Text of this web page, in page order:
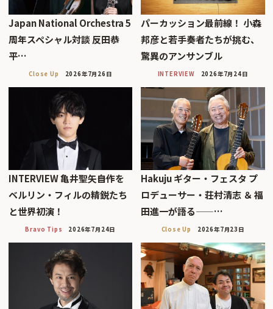
Japan National Orchestra 5
周年スペシャル対談 反田恭
平…
Close Up 2026年7月26日
パーカッション最前線！ 小森
邦彦と若手奏者たちが挑む、
驚異のアンサンブル
INTERVIEW 2026年7月24日
INTERVIEW 亀井聖矢――自作を
ベルリン・フィルの精鋭たち
と世界初演！
Bravo Tips 2026年7月24日
Hakuju ギター・フェスタ プ
ロデューサー・荘村清志 ＆ 福
田進一が語る——…
Close Up 2026年7月23日